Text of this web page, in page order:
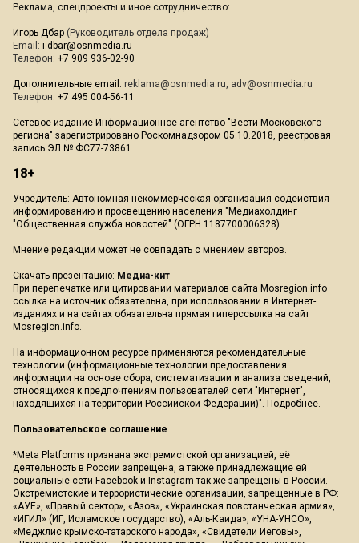
Реклама, спецпроекты и иное сотрудничество:
Игорь Дбар (Руководитель отдела продаж)
Email: i.dbar@osnmedia.ru
Телефон: +7 909 936-02-90
Дополнительные email: reklama@osnmedia.ru, adv@osnmedia.ru
Телефон: +7 495 004-56-11
Сетевое издание Информационное агентство "Вести Московского
региона" зарегистрировано Роскомнадзором 05.10.2018, реестровая
запись ЭЛ № ФС77-73861.
18+
Учредитель: Автономная некоммерческая организация содействия
информированию и просвещению населения "Медиахолдинг
"Общественная служба новостей" (ОГРН 1187700006328).
Мнение редакции может не совпадать с мнением авторов.
Скачать презентацию: Медиа-кит
При перепечатке или цитировании материалов сайта Mosregion.info
ссылка на источник обязательна, при использовании в Интернет-
изданиях и на сайтах обязательна прямая гиперссылка на сайт
Mosregion.info.
На информационном ресурсе применяются рекомендательные
технологии (информационные технологии предоставления
информации на основе сбора, систематизации и анализа сведений,
относящихся к предпочтениям пользователей сети "Интернет",
находящихся на территории Российской Федерации)". Подробнее.
Пользовательское соглашение
*Meta Platforms признана экстремистской организацией, её
деятельность в России запрещена, а также принадлежащие ей
социальные сети Facebook и Instagram так же запрещены в России.
Экстремистские и террористические организации, запрещенные в РФ:
«АУЕ», «Правый сектор», «Азов», «Украинская повстанческая армия»,
«ИГИЛ» (ИГ, Исламское государство), «Аль-Каида», «УНА-УНСО»,
«Меджлис крымско-татарского народа», «Свидетели Иеговы»,